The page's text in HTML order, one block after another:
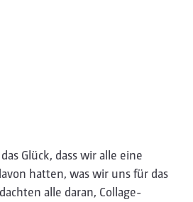
Glück, dass wir alle eine
hatten, was wir uns für das
alle daran, Collage-